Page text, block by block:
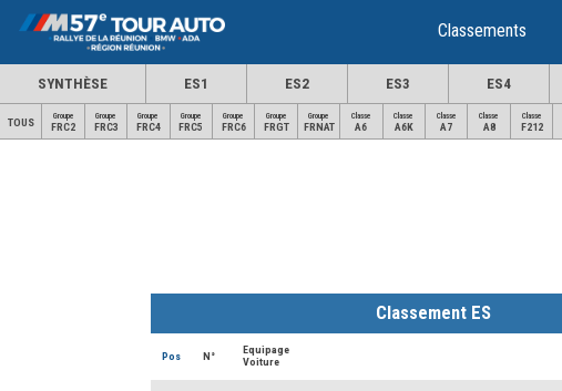
Classements
SYNTHÈSE ES1 ES2 ES3 ES4
TOUS
Groupe
FRC2
Groupe
FRC3
Groupe
FRC4
Groupe
FRC5
Groupe
FRC6
Groupe
FRGT
Groupe
FRNAT
Classe
A6
Classe
A6K
Classe
A7
Classe
A8
Classe
F212
Classement ES
Pos N°
Equipage
Voiture